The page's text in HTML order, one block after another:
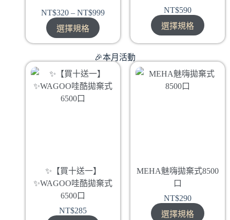
NT$320 – NT$999
選擇規格
NT$590
選擇規格
🎉本月活動
✨【買十送一】
✨WAGOO哇酷拋棄式
6500口
NT$285
MEHA魅嗨拋棄式8500
口
NT$290
選擇規格